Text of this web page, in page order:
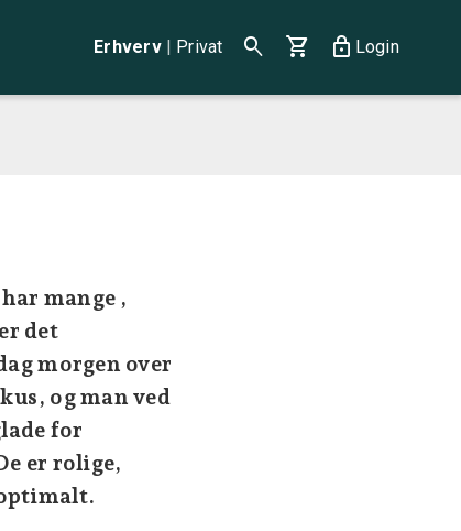
Erhverv | Privat search shopping_cart lock Login
mange ,
det
morgen over
og man ved
for
er rolige,